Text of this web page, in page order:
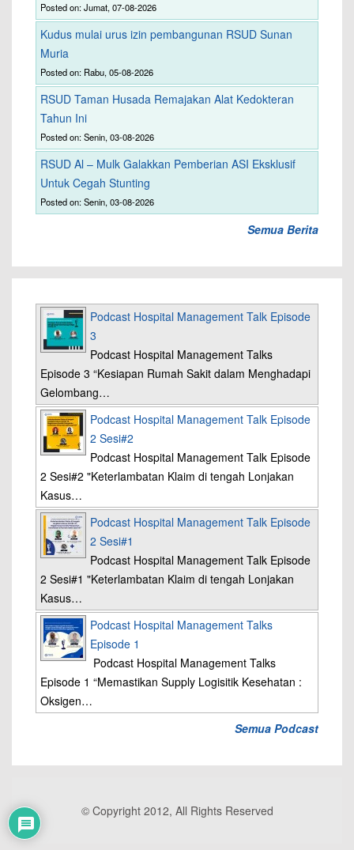
Posted on: Jumat, 07-08-2026
Kudus mulai urus izin pembangunan RSUD Sunan
Muria
Posted on: Rabu, 05-08-2026
RSUD Taman Husada Remajakan Alat Kedokteran
Tahun Ini
Posted on: Senin, 03-08-2026
RSUD Al – Mulk Galakkan Pemberian ASI Eksklusif
Untuk Cegah Stunting
Posted on: Senin, 03-08-2026
Semua Berita
Podcast Hospital Management Talk Episode
3
Podcast Hospital Management Talks
Episode 3 “Kesiapan Rumah Sakit dalam Menghadapi
Gelombang…
Podcast Hospital Management Talk Episode
2 Sesi#2
Podcast Hospital Management Talk Episode
2 Sesi#2 "Keterlambatan Klaim di tengah Lonjakan
Kasus…
Podcast Hospital Management Talk Episode
2 Sesi#1
Podcast Hospital Management Talk Episode
2 Sesi#1 "Keterlambatan Klaim di tengah Lonjakan
Kasus…
Podcast Hospital Management Talks
Episode 1
Podcast Hospital Management Talks
Episode 1 “Memastikan Supply Logisitik Kesehatan :
Oksigen…
Semua Podcast
© Copyright 2012, All Rights Reserved